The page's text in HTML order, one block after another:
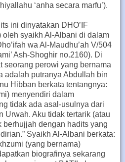
‘anha secara marfu’).
ini dinyatakan DHO’IF
syaikh Al-Albani di dalam
wa Al-Maudhu’ah V/504
Ash-Shoghir no.2160). Di
seorang perowi yang bernama
adalah putranya Abdullah bin
Hibban berkata tentangnya:
menyendiri dalam
tidak ada asal-usulnya dari
Urwah. Aku tidak tertarik (atau
berhujjah dengan hadits yang
Syaikh Al-Albani berkata:
(yang bernama)
biografinya sekarang